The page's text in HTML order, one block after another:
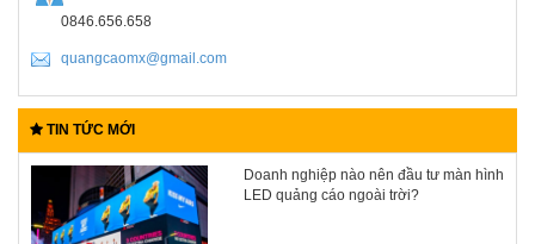
0846.656.658
quangcaomx@gmail.com
TIN TỨC MỚI
Doanh nghiệp nào nên đầu tư màn hình
LED quảng cáo ngoài trời?